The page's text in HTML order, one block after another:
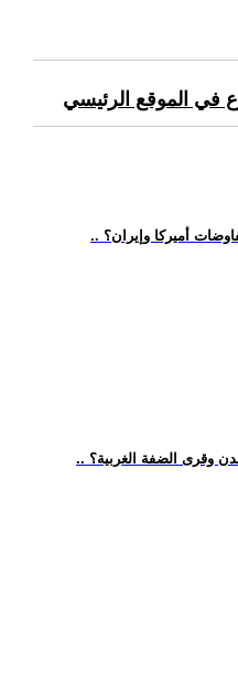
في الموقع الرئيسي
أميركا وإيران؟
وقرى الضفة الغربية؟